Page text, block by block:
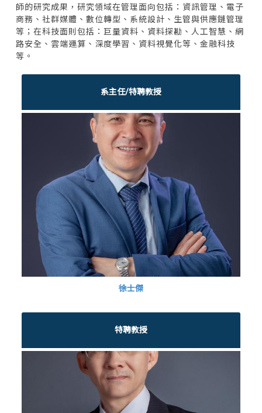
師的研究成果，研究領域在管理面向包括：資訊管理、電子
商務、社群媒體、數位轉型、系統設計、生管與供應鏈管理
等；在科技面則包括：巨量資料、資料探勘、人工智慧、網
路安全、雲端運算、深度學習、資料視覺化等、金融科技
等。
系主任/特聘教授
徐士傑
特聘教授